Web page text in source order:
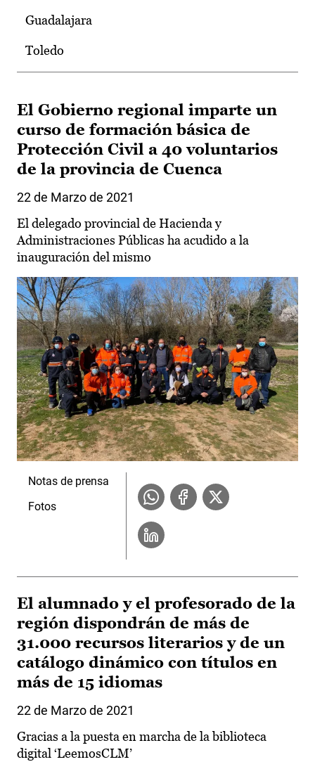
Guadalajara
Toledo
El Gobierno regional imparte un
curso de formación básica de
Protección Civil a 40 voluntarios
de la provincia de Cuenca
22 de Marzo de 2021
El delegado provincial de Hacienda y
Administraciones Públicas ha acudido a la
inauguración del mismo
Notas de prensa
Fotos
El alumnado y el profesorado de la
región dispondrán de más de
31.000 recursos literarios y de un
catálogo dinámico con títulos en
más de 15 idiomas
22 de Marzo de 2021
Gracias a la puesta en marcha de la biblioteca
digital ‘LeemosCLM’